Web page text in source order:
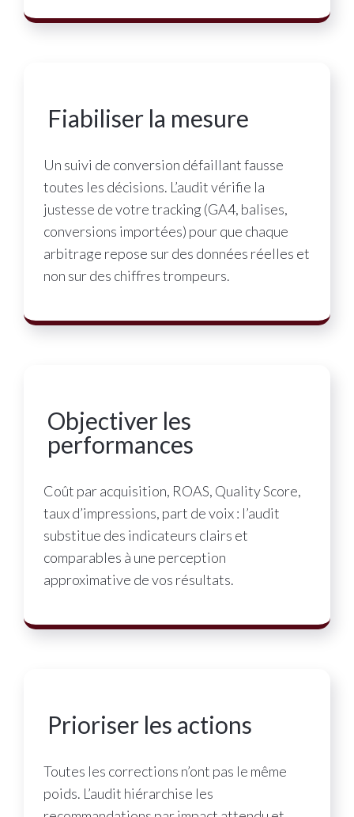
Fiabiliser la mesure
Un suivi de conversion défaillant fausse
toutes les décisions. L’audit vérifie la
justesse de votre tracking (GA4, balises,
conversions importées) pour que chaque
arbitrage repose sur des données réelles et
non sur des chiffres trompeurs.
Objectiver les
performances
Coût par acquisition, ROAS, Quality Score,
taux d’impressions, part de voix : l’audit
substitue des indicateurs clairs et
comparables à une perception
approximative de vos résultats.
Prioriser les actions
Toutes les corrections n’ont pas le même
poids. L’audit hiérarchise les